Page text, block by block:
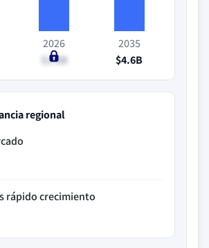
2026
$2.8B
2035
$4.6B
regional
rápido crecimiento